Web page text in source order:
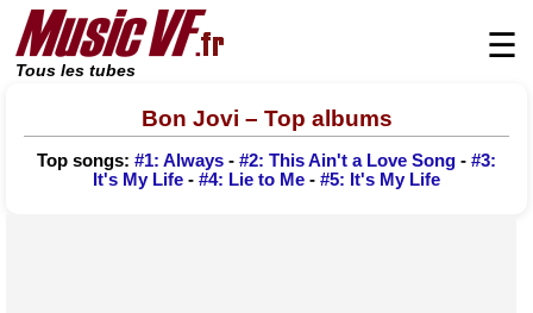
Tous les tubes
☰
Bon Jovi – Top albums
Top songs: #1: Always - #2: This Ain't a Love Song - #3:
It's My Life - #4: Lie to Me - #5: It's My Life